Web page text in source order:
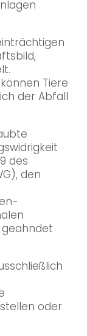
Tiere
der Abfall
des
den
oder